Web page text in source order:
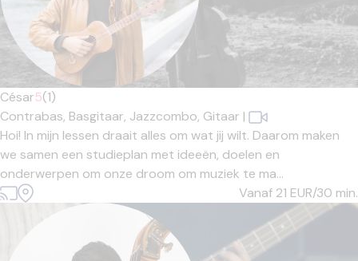
César5(1)
Contrabas, Basgitaar, Jazzcombo, Gitaar |
Hoi! In mijn lessen draait alles om wat jij wilt. Daarom maken
we samen een studieplan met ideeën, doelen en
onderwerpen om onze droom om muziek te ma...
Vanaf 21 EUR/30 min.